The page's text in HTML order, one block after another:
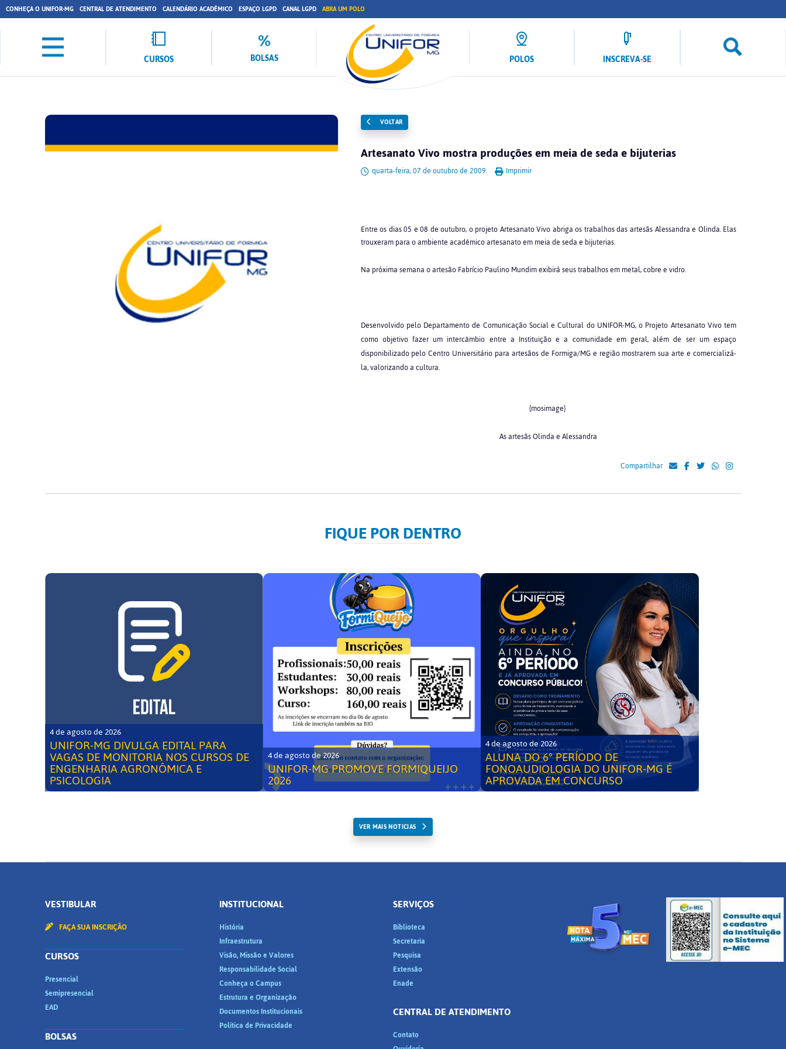
CONHEÇA O UNIFOR-MG CENTRAL DE ATENDIMENTO CALENDÁRIO ACADÊMICO ESPAÇO LGPD CANAL LGPD ABRA UM POLO
CURSOS BOLSAS POLOS INSCREVA-SE
VOLTAR
Artesanato Vivo mostra produções em meia de seda e bijuterias
quarta-feira, 07 de outubro de 2009. Imprimir
Entre os dias 05 e 08 de outubro, o projeto Artesanato Vivo abriga os trabalhos das artesãs Alessandra e Olinda. Elas
trouxeram para o ambiente acadêmico artesanato em meia de seda e bijuterias.
Na próxima semana o artesão Fabrício Paulino Mundim exibirá seus trabalhos em metal, cobre e vidro.
Desenvolvido pelo Departamento de Comunicação Social e Cultural do UNIFOR-MG, o Projeto Artesanato Vivo tem
como objetivo fazer um intercâmbio entre a Instituição e a comunidade em geral, além de ser um espaço
disponibilizado pelo Centro Universitário para artesãos de Formiga/MG e região mostrarem sua arte e comercializá-
la, valorizando a cultura.
{mosimage}
As artesãs Olinda e Alessandra
Compartilhar
FIQUE POR DENTRO
4 de agosto de 2026
UNIFOR-MG DIVULGA EDITAL PARA
VAGAS DE MONITORIA NOS CURSOS DE
ENGENHARIA AGRONÔMICA E
PSICOLOGIA
4 de agosto de 2026
UNIFOR-MG PROMOVE FORMIQUEIJO
2026
4 de agosto de 2026
ALUNA DO 6° PERÍODO DE
FONOAUDIOLOGIA DO UNIFOR-MG É
APROVADA EM CONCURSO
VER MAIS NOTICIAS
VESTIBULAR
FAÇA SUA INSCRIÇÃO
CURSOS
Presencial
Semipresencial
EAD
BOLSAS
INSTITUCIONAL
História
Infraestrutura
Visão, Missão e Valores
Responsabilidade Social
Conheça o Campus
Estrutura e Organização
Documentos Institucionais
Política de Privacidade
SERVIÇOS
Biblioteca
Secretaria
Pesquisa
Extensão
Enade
CENTRAL DE ATENDIMENTO
Contato